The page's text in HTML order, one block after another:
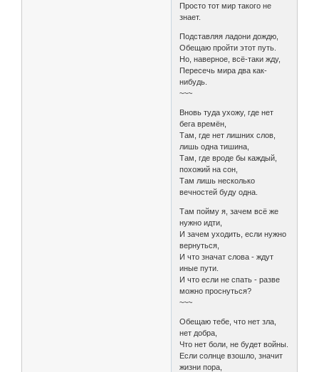
Просто тот мир такого не
знает.
Подставляя ладони дождю,
Обещаю пройти этот путь.
Но, наверное, всё-таки жду,
Пересечь мира два как-
нибудь.
~~~
Вновь туда ухожу, где нет
бега времён,
Там, где нет лишних слов,
лишь одна тишина,
Там, где вроде бы каждый,
похожий на сон,
Там лишь несколько
вечностей буду одна.
Там пойму я, зачем всё же
нужно идти,
И зачем уходить, если нужно
вернуться,
И что значат слова - ждут
иные пути.
И что если не спать - разве
можно проснуться?
~~~
Обещаю тебе, что нет зла,
нет добра,
Что нет боли, не будет войны.
Если солнце взошло, значит
жизни пора,